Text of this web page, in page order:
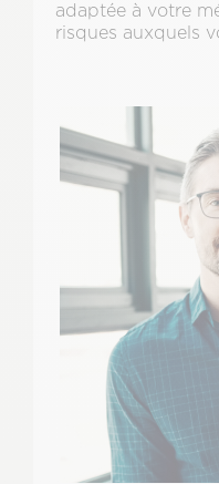
adaptée à votre
risques auxquels